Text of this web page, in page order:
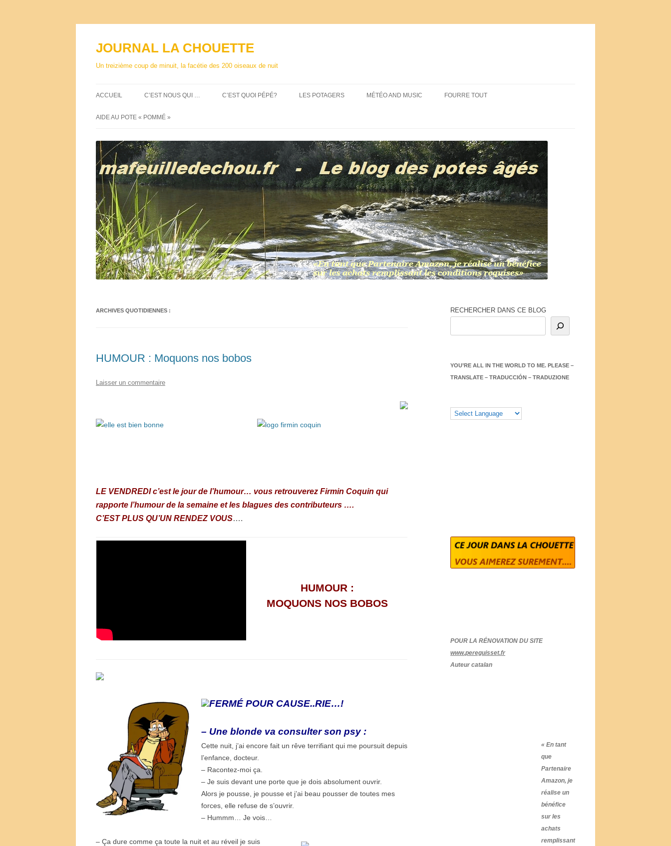
JOURNAL LA CHOUETTE
Un treizième coup de minuit, la facétie des 200 oiseaux de nuit
ACCUEIL C’EST NOUS QUI … C’EST QUOI PÉPÉ? LES POTAGERS MÉTÉO AND MUSIC FOURRE TOUT
AIDE AU POTE « POMMÉ »
ARCHIVES QUOTIDIENNES :
HUMOUR : Moquons nos bobos
Laisser un commentaire
LE VENDREDI c’est le jour de l’humour… vous retrouverez Firmin Coquin qui
rapporte l’humour de la semaine et les blagues des contributeurs ….
C’EST PLUS QU’UN RENDEZ VOUS….
HUMOUR :
MOQUONS NOS BOBOS
FERMÉ POUR CAUSE..RIE…!
– Une blonde va consulter son psy :
Cette nuit, j’ai encore fait un rêve terrifiant qui me poursuit depuis
l’enfance, docteur.
– Racontez-moi ça.
– Je suis devant une porte que je dois absolument ouvrir.
Alors je pousse, je pousse et j’ai beau pousser de toutes mes
forces, elle refuse de s’ouvrir.
– Hummm… Je vois…
– Ça dure comme ça toute la nuit et au réveil je suis
RECHERCHER DANS CE BLOG
YOU’RE ALL IN THE WORLD TO ME. PLEASE –
TRANSLATE – TRADUCCIÓN – TRADUZIONE
POUR LA RÉNOVATION DU SITE
www.pereguisset.fr
Auteur catalan
« En tant
que
Partenaire
Amazon, je
réalise un
bénéfice
sur les
achats
remplissant